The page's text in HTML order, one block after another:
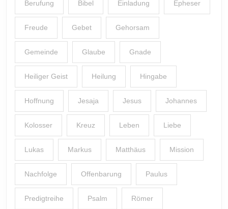
Berufung Bibel Einladung Epheser
Freude Gebet Gehorsam
Gemeinde Glaube Gnade
Heiliger Geist Heilung Hingabe
Hoffnung Jesaja Jesus Johannes
Kolosser Kreuz Leben Liebe
Lukas Markus Matthäus Mission
Nachfolge Offenbarung Paulus
Predigtreihe Psalm Römer